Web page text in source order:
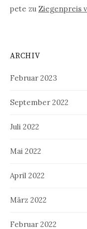
pete zu Ziegenpreis
ARCHIV
Februar 2023
September 2022
Juli 2022
Mai 2022
April 2022
März 2022
Februar 2022